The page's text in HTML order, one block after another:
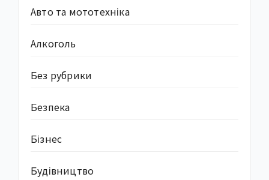
Авто та мототехніка
Алкоголь
Без рубрики
Безпека
Бізнес
Будівництво